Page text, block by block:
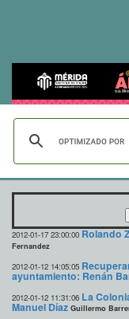
2012-01-17 23:00:00 Rolando
Fernandez
2012-01-12 14:05:05
ayuntamiento: Renán
2012-01-12 11:31:06 La
Manuel Díaz Guillermo